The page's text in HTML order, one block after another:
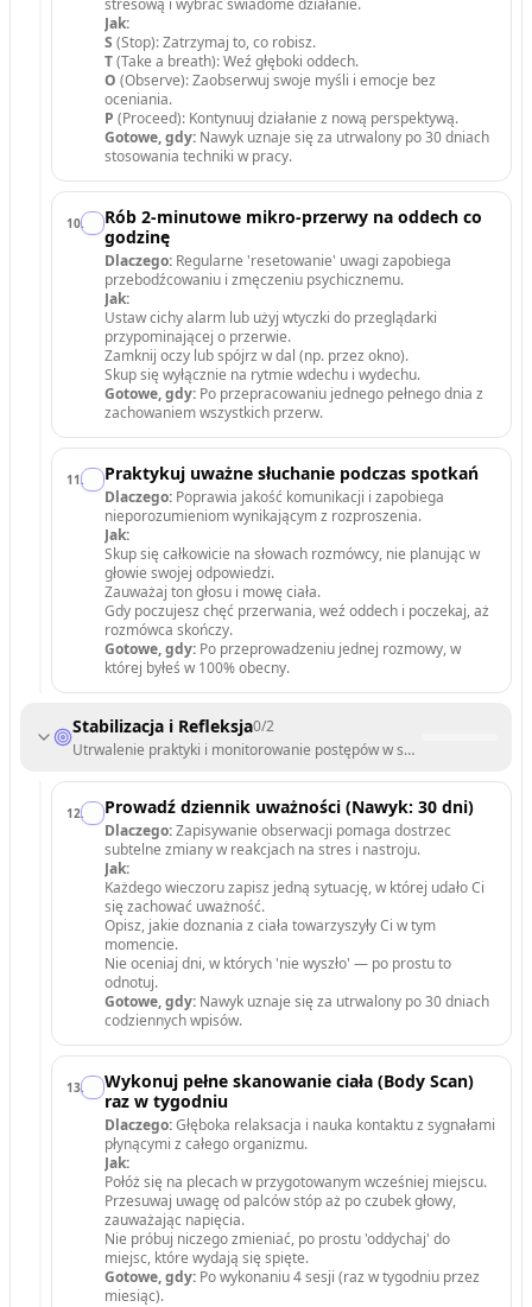
stresową i wybrać świadome działanie.
Jak:
S (Stop): Zatrzymaj to, co robisz.
T(Take a breath): Weź głęboki oddech.
O (Observe): Zaobserwuj swoje myśli i emocje bez
oceniania.
P (Proceed): Kontynuuj działanie z nową perspektywą.
Gotowe, gdy: Nawyk uznaje się za utrwalony po 30 dniach
stosowania techniki w pracy.
10.
Rób 2-minutowe mikro-przerwy na oddech co
godzinę
Dlaczego: Regularne 'resetowanie' uwagi zapobiega
przebodźcowaniu i zmęczeniu psychicznemu.
Jak:
Ustaw cichy alarm lub użyj wtyczki do przeglądarki
przypominającej o przerwie.
Zamknij oczy lub spójrz w dal (np. przez okno).
Skup się wyłącznie na rytmie wdechu i wydechu.
Gotowe, gdy: Po przepracowaniu jednego pełnego dnia z
zachowaniem wszystkich przerw.
11. Praktykuj uważne słuchanie podczas spotkań
Dlaczego: Poprawia jakość komunikacji i zapobiega
nieporozumieniom wynikającym z rozproszenia.
Jak:
Skup się całkowicie na słowach rozmówcy, nie planując w
głowie swojej odpowiedzi.
Zauważaj ton głosu i mowę ciała.
Gdy poczujesz chęć przerwania, weź oddech i poczekaj, aż
rozmówca skończy.
Gotowe, gdy: Po przeprowadzeniu jednej rozmowy, w
której byłeś w 100% obecny.
Stabilizacja i Refleksja0/2
Utrwalenie praktyki i monitorowanie postępów w samopoczuciu.
12. Prowadź dziennik uważności (Nawyk: 30 dni)
Dlaczego:Zapisywanie obserwacji pomaga dostrzec
subtelne zmiany w reakcjach na stres i nastroju.
Jak:
Każdego wieczoru zapisz jedną sytuację, w której udało Ci
się zachować uważność.
Opisz, jakie doznania z ciała towarzyszyły Ci w tym
momencie.
Nie oceniaj dni, w których 'nie wyszło' — po prostu to
odnotuj.
Gotowe, gdy: Nawyk uznaje się za utrwalony po 30 dniach
codziennych wpisów.
13.
Wykonuj pełne skanowanie ciała (Body Scan)
raz w tygodniu
Dlaczego:Głęboka relaksacja i nauka kontaktu z sygnałami
płynącymi z całego organizmu.
Jak:
Połóż się na plecach w przygotowanym wcześniej miejscu.
Przesuwaj uwagę od palców stóp aż po czubek głowy,
zauważając napięcia.
Nie próbuj niczego zmieniać, po prostu 'oddychaj' do
miejsc, które wydają się spięte.
Gotowe, gdy: Po wykonaniu 4 sesji (raz w tygodniu przez
miesiąc).